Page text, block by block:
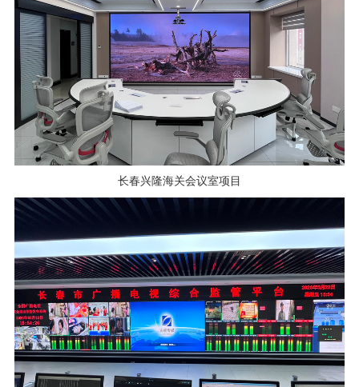
长春兴隆海关会议室项目